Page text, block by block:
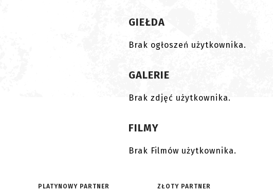
GIEŁDA
Brak ogłoszeń użytkownika.
GALERIE
Brak zdjęć użytkownika.
FILMY
Brak Filmów użytkownika.
PLATYNOWY PARTNER ZŁOTY PARTNER